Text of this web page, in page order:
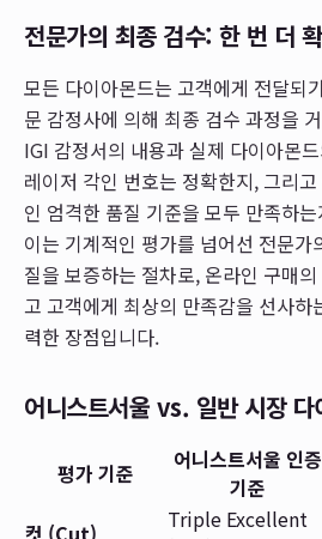
전문가의 최종 검수: 한 번 더
모든 다이아몬드는 고객에게 전달되
문 감정사에 의해 최종 검수 과정을
IGI 감정서의 내용과 실제 다이아몬
레이저 각인 번호는 정확한지, 그리
인 엄격한 품질 기준을 모두 만족하
이는 기계적인 평가를 넘어선 전문가
질을 보증하는 절차로, 온라인 구매
고 고객에게 최상의 만족감을 선사하
력한 장점입니다.
어니스트서울 vs. 일반 시장 다
평가 기준
어니스트서울 인증
기준
컷 (Cut)
Triple Excellent